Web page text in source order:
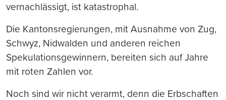
vernachlässigt, ist katastrophal.
Die Kantonsregierungen, mit Ausnahme von Zug,
Schwyz, Nidwalden und anderen reichen
Spekulationsgewinnern, bereiten sich auf Jahre
mit roten Zahlen vor.
Noch sind wir nicht verarmt, denn die Erbschaften